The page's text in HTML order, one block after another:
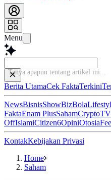
Menu
Bac
Berita UtamaCek FaktaTerkini
NewsBisnisShowBizBola
FaktaEnam PlusSahamCryptoTV
OffIslamiCitizen6OpiniOtosia
KontakKebijakan Privasi
Home
Saham